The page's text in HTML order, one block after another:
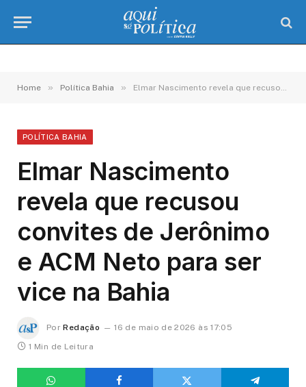
Home » Política Bahia » Elmar Nascimento revela que recusou convites de Jerônimo e ACM Neto para ser vice na Bahia
POLÍTICA BAHIA
Elmar Nascimento
revela que recusou
convites de Jerônimo
e ACM Neto para ser
vice na Bahia
Por Redação
16 de maio de 2026 às 17:05
1 Min de Leitura